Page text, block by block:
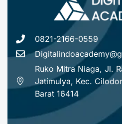
0821-2166-0559
Ruko Mitra Niaga, Jl.
Jatimulya, Kec.
Barat 16414